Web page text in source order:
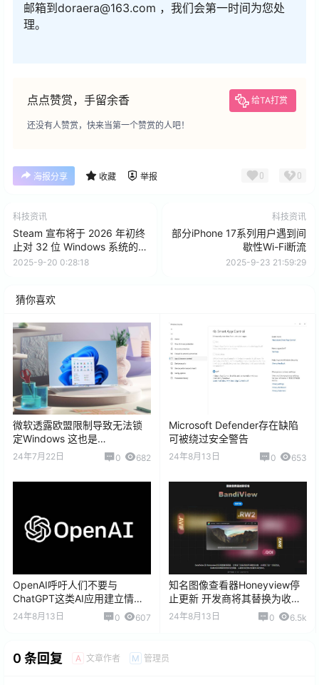
邮箱到doraera@163.com ，我们会第一时间为您处
理。
点点赞赏，手留余香 给TA打赏
还没有人赞赏，快来当第一个赞赏的人吧！
海报分享 收藏 举报 0 0
科技资讯
Steam 宣布将于 2026 年初终
止对 32 位 Windows 系统的支
持
2025-9-20 0:28:18
科技资讯
部分iPhone 17系列用户遇到间
歇性Wi-Fi断流
2025-9-23 21:59:29
猜你喜欢
微软透露欧盟限制导致无法锁
定Windows 这也是
CrowdStrike蓝屏事件的原因之
24年7月22日 0 682
Microsoft Defender存在缺陷
可被绕过安全警告
24年8月13日 0 653
OpenAI呼吁人们不要与
ChatGPT这类AI应用建立情感
联系防止出现糟糕的后果
24年8月13日 0 607
知名图像查看器Honeyview停
止更新 开发商将其替换为收费
的BandiView
24年8月13日 0 6.5k
0 条回复 A 文章作者 M 管理员